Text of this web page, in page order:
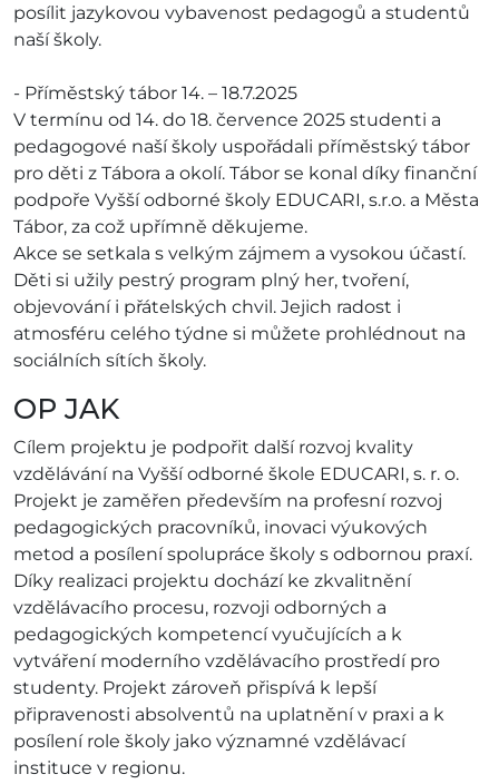
posílit jazykovou vybavenost pedagogů a studentů
naší školy.
- Příměstský tábor 14. – 18.7.2025
V termínu od 14. do 18. července 2025 studenti a
pedagogové naší školy uspořádali příměstský tábor
pro děti z Tábora a okolí. Tábor se konal díky finanční
podpoře Vyšší odborné školy EDUCARI, s.r.o. a Města
Tábor, za což upřímně děkujeme.
Akce se setkala s velkým zájmem a vysokou účastí.
Děti si užily pestrý program plný her, tvoření,
objevování i přátelských chvil. Jejich radost i
atmosféru celého týdne si můžete prohlédnout na
sociálních sítích školy.
OP JAK
Cílem projektu je podpořit další rozvoj kvality
vzdělávání na Vyšší odborné škole EDUCARI, s. r. o.
Projekt je zaměřen především na profesní rozvoj
pedagogických pracovníků, inovaci výukových
metod a posílení spolupráce školy s odbornou praxí.
Díky realizaci projektu dochází ke zkvalitnění
vzdělávacího procesu, rozvoji odborných a
pedagogických kompetencí vyučujících a k
vytváření moderního vzdělávacího prostředí pro
studenty. Projekt zároveň přispívá k lepší
připravenosti absolventů na uplatnění v praxi a k
posílení role školy jako významné vzdělávací
instituce v regionu.